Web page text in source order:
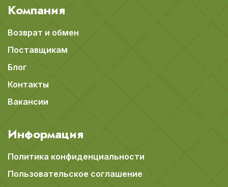
Компания
Возврат и обмен
Поставщикам
Блог
Контакты
Вакансии
Информация
Политика конфиденциальности
Пользовательское соглашение